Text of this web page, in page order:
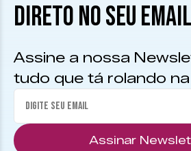
DIRETO NO SEU EMAIL
Assine a nossa
tudo que tá rolando
Assinar